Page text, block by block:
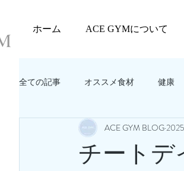
ホーム ACE GYMについて
全ての記事 オススメ食材 健康
教えてACEGYM‼️ 美容
チートデ
ACE GYM BLOG